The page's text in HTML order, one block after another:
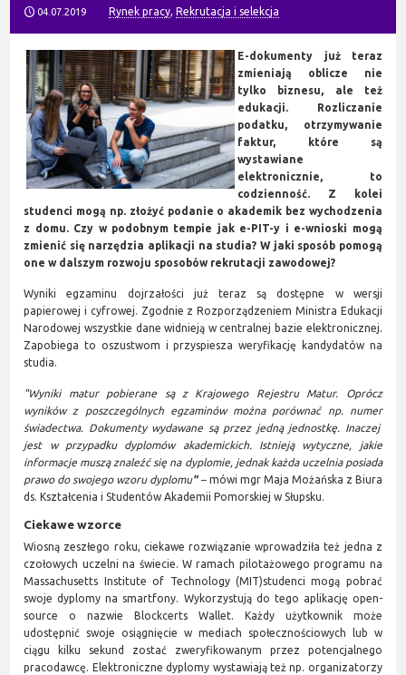
04.07.2019 Rynek pracy,Rekrutacja i selekcja
E-dokumenty już teraz
zmieniają oblicze nie
tylko biznesu, ale też
edukacji. Rozliczanie
podatku, otrzymywanie
faktur, które są
wystawiane
elektronicznie, to
codzienność. Z kolei
studenci mogą np. złożyć podanie o akademik bez wychodzenia
z domu. Czy w podobnym tempie jak e-PIT-y i e-wnioski mogą
zmienić się narzędzia aplikacji na studia? W jaki sposób pomogą
one w dalszym rozwoju sposobów rekrutacji zawodowej?
Wyniki egzaminu dojrzałości już teraz są dostępne w wersji
papierowej i cyfrowej. Zgodnie z Rozporządzeniem Ministra Edukacji
Narodowej wszystkie dane widnieją w centralnej bazie elektronicznej.
Zapobiega to oszustwom i przyspiesza weryfikację kandydatów na
studia.
"Wyniki matur pobierane są z Krajowego Rejestru Matur. Oprócz
wyników z poszczególnych egzaminów można porównać np. numer
świadectwa. Dokumenty wydawane są przez jedną jednostkę. Inaczej
jest w przypadku dyplomów akademickich. Istnieją wytyczne, jakie
informacje muszą znaleźć się na dyplomie, jednak każda uczelnia posiada
prawo do swojego wzoru dyplomu"– mówi mgr Maja Możańska z Biura
ds. Kształcenia i Studentów Akademii Pomorskiej w Słupsku.
Ciekawe wzorce
Wiosną zeszłego roku, ciekawe rozwiązanie wprowadziła też jedna z
czołowych uczelni na świecie. W ramach pilotażowego programu na
Massachusetts Institute of Technology (MIT)studenci mogą pobrać
swoje dyplomy na smartfony. Wykorzystują do tego aplikację open-
source o nazwie Blockcerts Wallet. Każdy użytkownik może
udostępnić swoje osiągnięcie w mediach społecznościowych lub w
ciągu kilku sekund zostać zweryfikowanym przez potencjalnego
pracodawcę. Elektroniczne dyplomy wystawiają też np. organizatorzy